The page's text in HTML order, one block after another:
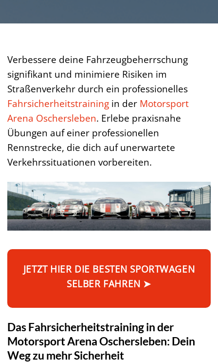
Verbessere deine Fahrzeugbeherrschung
signifikant und minimiere Risiken im
Straßenverkehr durch ein professionelles
Fahrsicherheitstraining in der Motorsport
Arena Oschersleben. Erlebe praxisnahe
Übungen auf einer professionellen
Rennstrecke, die dich auf unerwartete
Verkehrssituationen vorbereiten.
JETZT HIER DIE BESTEN SPORTWAGEN
SELBER FAHREN ➤
Das Fahrsicherheitstraining in der
Motorsport Arena Oschersleben: Dein
Weg zu mehr Sicherheit